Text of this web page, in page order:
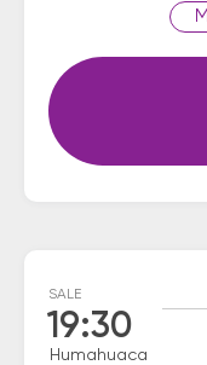
SALE
19:30
Humahuaca